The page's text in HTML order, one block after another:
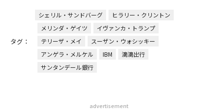
タグ：
シェリル・サンドバーグ
ヒラリー・クリントン
メリンダ・ゲイツ
イヴァンカ・トランプ
テリーザ・メイ
スーザン・ウォシッキー
アンゲラ・メルケル
IBM
滴滴出行
サンタンデール銀行
advertisement